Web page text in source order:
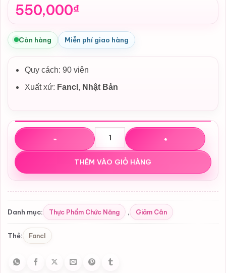
550,000₫
Còn hàng Miễn phí giao hàng
Quy cách: 90 viên
Xuất xứ: Fancl , Nhật Bản
Viên uống hạn chế hấp thụ calo & chất béo Fancl
THÊM VÀO GIỎ HÀNG
Danh mục: Thực Phẩm Chức Năng , Giảm Cân
Thẻ: Fancl